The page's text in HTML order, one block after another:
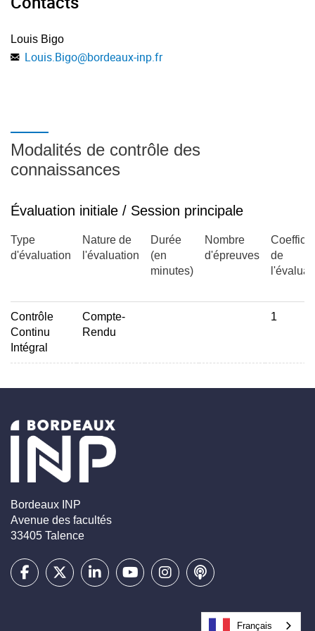
Louis Bigo
Louis.Bigo@bordeaux-inp.fr
Modalités de contrôle des
connaissances
Évaluation initiale / Session principale
Type
d'évaluation
Nature de
l'évaluation
Durée
(en
minutes)
Nombre
d'épreuves
de
Contrôle
Continu
Intégral
Compte-
Rendu
1
Bordeaux INP
Avenue des facultés
33405 Talence
Français